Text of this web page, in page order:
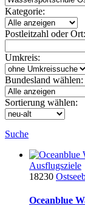
Kategorie:
Postleitzahl oder Ort:
Umkreis:
Bundesland wählen:
Sortierung wählen:
Suche
Ausflugsziele
18230
Oceanblue